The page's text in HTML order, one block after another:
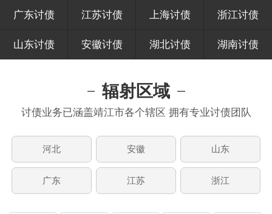
广东讨债 江苏讨债 上海讨债 浙江讨债
山东讨债 安徽讨债 湖北讨债 湖南讨债
辐射区域
讨债业务已涵盖靖江市各个辖区 拥有专业讨债团队
河北 安徽 山东
广东 江苏 浙江